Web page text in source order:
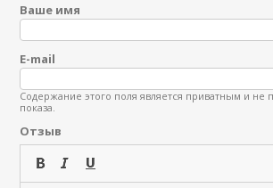
Ваше имя
E-mail
Содержание этого поля является приватным и не
показа.
Отзыв